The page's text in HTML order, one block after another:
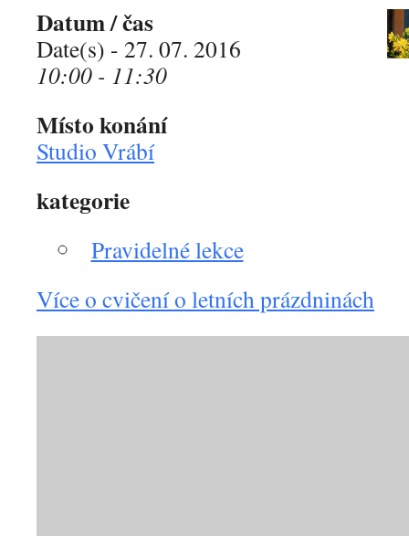
Datum / čas
Date(s) - 27. 07. 2016
10:00 - 11:30
Místo konání
Studio Vrábí
kategorie
Pravidelné lekce
Více o cvičení o letních prázdninách